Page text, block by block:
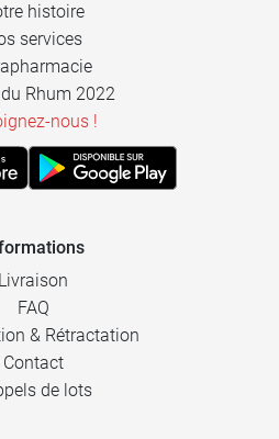
histoire
services
Rhum 2022
nous !
Livraison
FAQ
& Rétractation
Contact
de lots